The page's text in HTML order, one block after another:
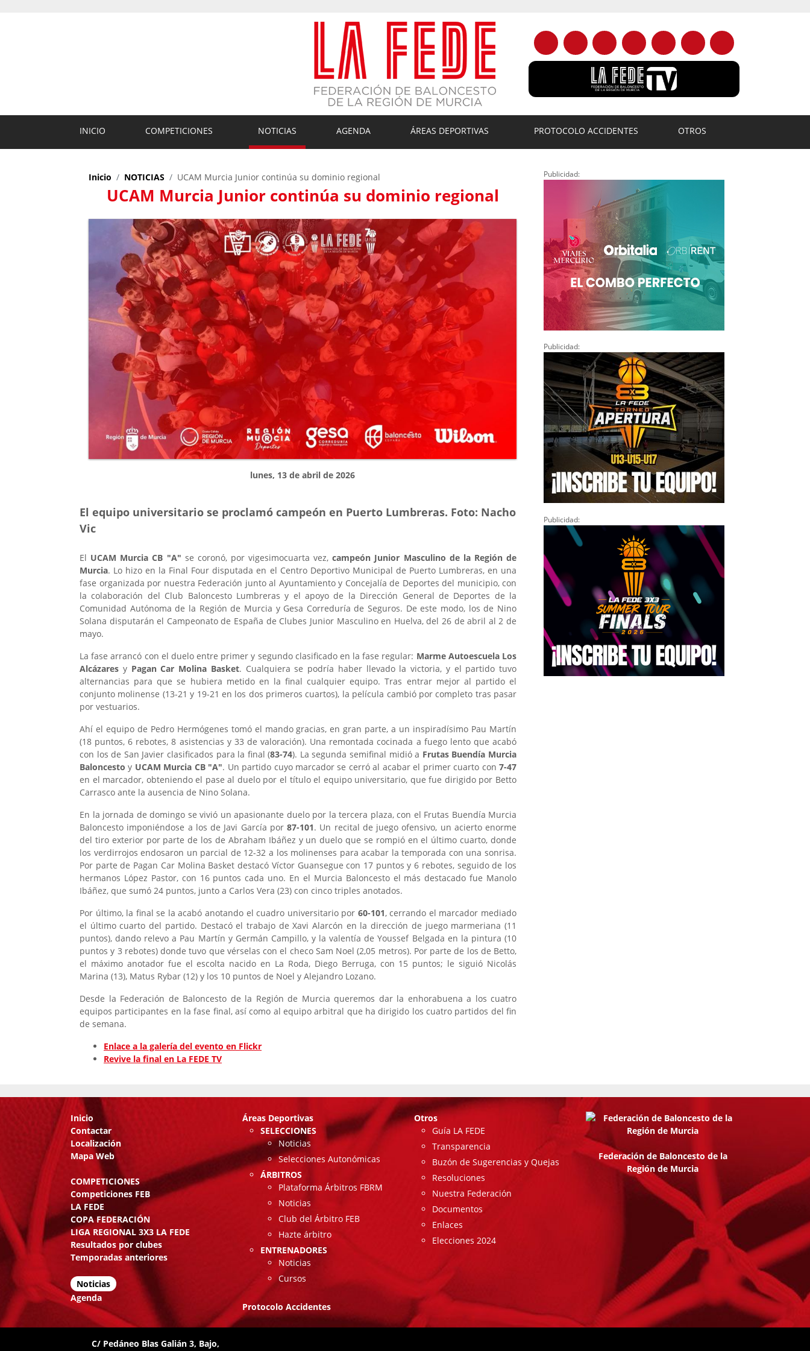
INICIO COMPETICIONES NOTICIAS AGENDA ÁREAS DEPORTIVAS PROTOCOLO ACCIDENTES OTROS
UCAM Murcia Junior continúa su dominio regional
Inicio NOTICIAS UCAM Murcia Junior continúa su dominio regional
lunes, 13 de abril de 2026
El equipo universitario se proclamó campeón en Puerto Lumbreras. Foto: Nacho
Vic
El UCAM Murcia CB "A" se coronó, por vigesimocuarta vez,campeón Junior Masculino de la Región de
Murcia. Lo hizo en la Final Four disputada en el Centro Deportivo Municipal de Puerto Lumbreras, en una
fase organizada por nuestra Federación junto al Ayuntamiento y Concejalía de Deportes del municipio, con
la colaboración del Club Baloncesto Lumbreras y el apoyo de la Dirección General de Deportes de la
Comunidad Autónoma de la Región de Murcia y Gesa Correduría de Seguros. De este modo, los de Nino
Solana disputarán el Campeonato de España de Clubes Junior Masculino en Huelva, del 26 de abril al 2 de
mayo.
La fase arrancó con el duelo entre primer y segundo clasificado en la fase regular: Marme Autoescuela Los
Alcázares y Pagan Car Molina Basket. Cualquiera se podría haber llevado la victoria, y el partido tuvo
alternancias para que se hubiera metido en la final cualquier equipo. Tras entrar mejor al partido el
conjunto molinense (13-21 y 19-21 en los dos primeros cuartos), la película cambió por completo tras pasar
por vestuarios.
Ahí el equipo de Pedro Hermógenes tomó el mando gracias, en gran parte, a un inspiradísimo Pau Martín
(18 puntos, 6 rebotes, 8 asistencias y 33 de valoración). Una remontada cocinada a fuego lento que acabó
con los de San Javier clasificados para la final (83-74). La segunda semifinal midió a Frutas Buendía Murcia
Baloncesto y UCAM Murcia CB "A". Un partido cuyo marcador se cerró al acabar el primer cuarto con7-47
en el marcador, obteniendo el pase al duelo por el título el equipo universitario, que fue dirigido por Betto
Carrasco ante la ausencia de Nino Solana.
En la jornada de domingo se vivió un apasionante duelo por la tercera plaza, con el Frutas Buendía Murcia
Baloncesto imponiéndose a los de Javi García por 87-101. Un recital de juego ofensivo, un acierto enorme
del tiro exterior por parte de los de Abraham Ibáñez y un duelo que se rompió en el último cuarto, donde
los verdirrojos endosaron un parcial de 12-32 a los molinenses para acabar la temporada con una sonrisa.
Por parte de Pagan Car Molina Basket destacó Víctor Guansegue con 17 puntos y 6 rebotes, seguido de los
hermanos López Pastor, con 16 puntos cada uno. En el Murcia Baloncesto el más destacado fue Manolo
Ibáñez, que sumó 24 puntos, junto a Carlos Vera (23) con cinco triples anotados.
Por último, la final se la acabó anotando el cuadro universitario por 60-101, cerrando el marcador mediado
el último cuarto del partido. Destacó el trabajo de Xavi Alarcón en la dirección de juego marmeriana (11
puntos), dando relevo a Pau Martín y Germán Campillo, y la valentía de Youssef Belgada en la pintura (10
puntos y 3 rebotes) donde tuvo que vérselas con el checo Sam Noel (2,05 metros). Por parte de los de Betto,
el máximo anotador fue el escolta nacido en La Roda, Diego Berruga, con 15 puntos; le siguió Nicolás
Marina (13), Matus Rybar (12) y los 10 puntos de Noel y Alejandro Lozano.
Desde la Federación de Baloncesto de la Región de Murcia queremos dar la enhorabuena a los cuatro
equipos participantes en la fase final, así como al equipo arbitral que ha dirigido los cuatro partidos del fin
de semana.
Enlace a la galería del evento en Flickr
Revive la final en La FEDE TV
Publicidad:
Publicidad:
Publicidad:
Inicio
Contactar
Localización
Mapa Web
COMPETICIONES
Competiciones FEB
LA FEDE
COPA FEDERACIÓN
LIGA REGIONAL 3X3 LA FEDE
Resultados por clubes
Temporadas anteriores
Noticias
Agenda
Áreas Deportivas
SELECCIONES
Noticias
Selecciones Autonómicas
ÁRBITROS
Plataforma Árbitros FBRM
Noticias
Club del Árbitro FEB
Hazte árbitro
ENTRENADORES
Noticias
Cursos
Protocolo Accidentes
Otros
Guía LA FEDE
Transparencia
Buzón de Sugerencias y Quejas
Resoluciones
Nuestra Federación
Documentos
Enlaces
Elecciones 2024
Federación de Baloncesto de la
Región de Murcia
C/ Pedáneo Blas Galián 3, Bajo,